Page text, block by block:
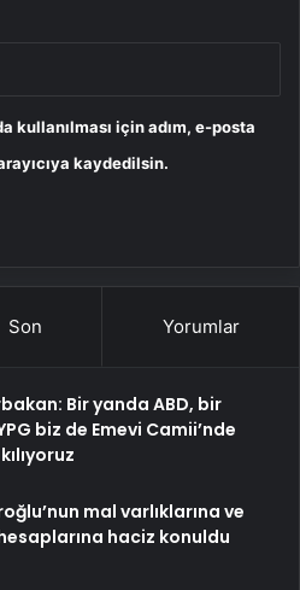
kullanılması için adım, e-posta
kaydedilsin.
Son Yorumlar
Bir yanda ABD, bir
biz de Emevi Camii’nde
mal varlıklarına ve
haciz konuldu